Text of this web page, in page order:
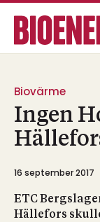
Biovärme
Ingen
16 september 2017
ETC
Hällefors